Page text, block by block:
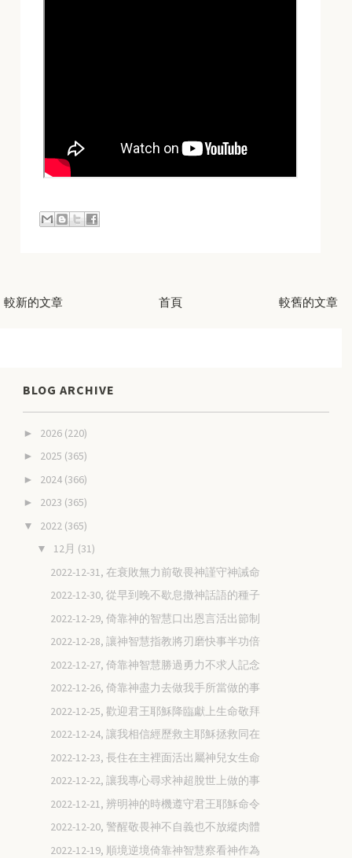
較新的文章 較舊的文章
首頁
BLOG ARCHIVE
► 2026 (220)
► 2025 (365)
► 2024 (366)
► 2023 (365)
▼ 2022 (365)
▼ 12月 (31)
2022-12-31, 在衰敗無力前敬畏神謹守神誡命
2022-12-30, 從早到晚不歇息撒神話語的種子
2022-12-29, 倚靠神的智慧口出恩言活出節制
2022-12-28, 讓神智慧指教將刃磨快事半功倍
2022-12-27, 倚靠神智慧勝過勇力不求人記念
2022-12-26, 倚靠神盡力去做我手所當做的事
2022-12-25, 歡迎君王耶穌降臨獻上生命敬拜
2022-12-24, 讓我相信經歷救主耶穌拯救同在
2022-12-23, 長住在主裡面活出屬神兒女生命
2022-12-22, 讓我專心尋求神超脫世上做的事
2022-12-21, 辨明神的時機遵守君王耶穌命令
2022-12-20, 警醒敬畏神不自義也不放縱肉體
2022-12-19, 順境逆境倚靠神智慧察看神作為